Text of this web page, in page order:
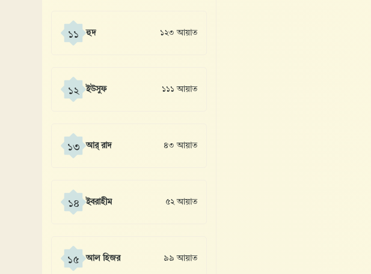
১১ হুদ ১২৩ আয়াত
১২ ইউসুফ ১১১ আয়াত
১৩ আর্ রাদ ৪৩ আয়াত
১৪ ইবরাহীম ৫২ আয়াত
১৫ আল হিজর ৯৯ আয়াত